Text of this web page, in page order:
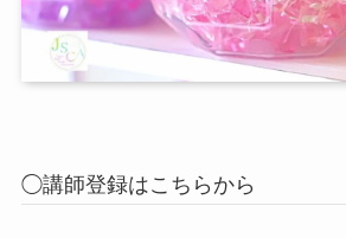
◯講師登録はこちらから